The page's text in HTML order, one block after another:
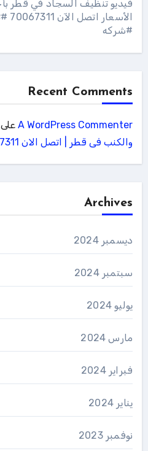
فيديو تنظيف السجاد في قطر
#شركه
Recent Comments
A WordPress Commenterعلى
والكنب فى قطر | اتصل الان 70067311
Archives
ديسمبر 2024
سبتمبر 2024
يوليو 2024
مارس 2024
فبراير 2024
يناير 2024
نوفمبر 2023